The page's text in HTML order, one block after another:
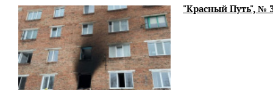
"Красный Путь", №